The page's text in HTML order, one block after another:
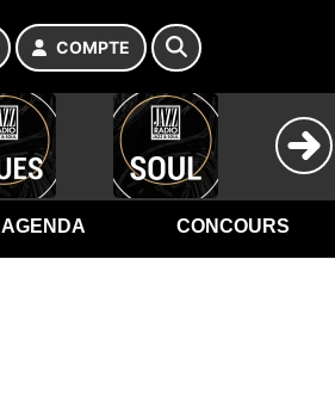
COMPTE
AGENDA CONCOURS